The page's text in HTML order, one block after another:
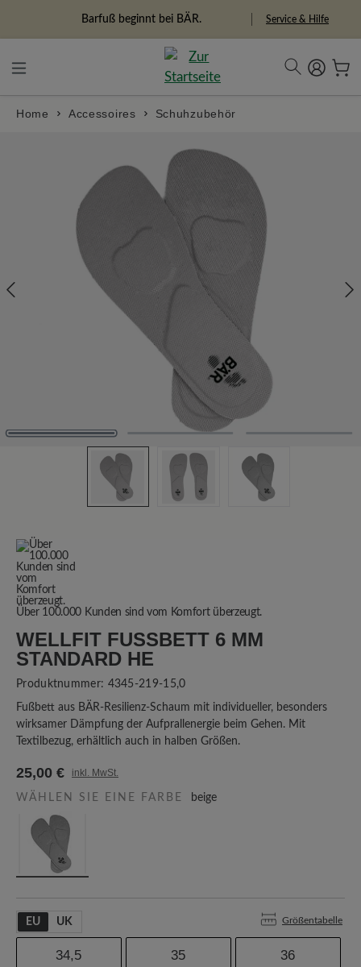
Freiheitspioniere Service & Hilfe
Home Accessoires Schuhzubehör
Über 100.000 Kunden sind vom Komfort überzeugt.
WELLFIT FUSSBETT 6 MM S
TANDARD HE
Produktnummer: 4345-219-15,0
Fußbett aus BÄR-Resilienz-Schaum mit individueller, besonders
wirksamer Dämpfung der Aufprallenergie beim Gehen. Mit
Textilbezug, erhältlich auch in halben Größen.
25,00 € inkl. MwSt.
WÄHLEN SIE EINE FARBE beige
EU UK Größentabelle
34,5 35 36